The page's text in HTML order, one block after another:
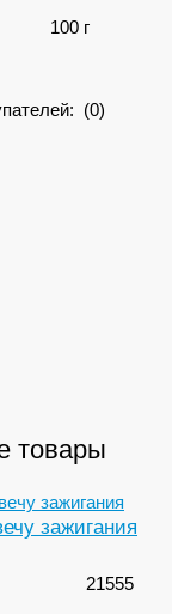
100 г
(0)
товары
зажигания
21555